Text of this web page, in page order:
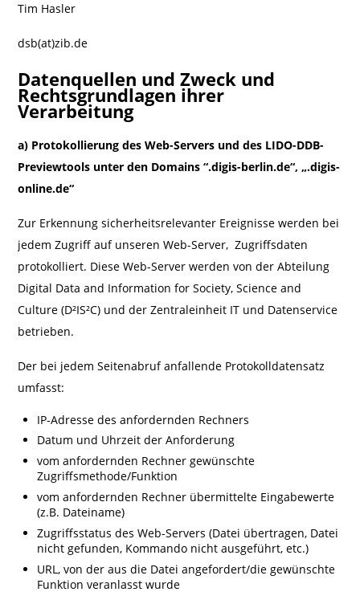
Tim Hasler
dsb(at)zib.de
Datenquellen und Zweck und
Rechtsgrundlagen ihrer
Verarbeitung
a) Protokollierung des Web-Servers und des LIDO-DDB-
Previewtools unter den Domains “.digis-berlin.de“, „.digis-
online.de“
Zur Erkennung sicherheitsrelevanter Ereignisse werden bei
jedem Zugriff auf unseren Web-Server, Zugriffsdaten
protokolliert. Diese Web-Server werden von der Abteilung
Digital Data and Information for Society, Science and
Culture (D²IS²C) und der Zentraleinheit IT und Datenservice
betrieben.
Der bei jedem Seitenabruf anfallende Protokolldatensatz
umfasst:
IP-Adresse des anfordernden Rechners
Datum und Uhrzeit der Anforderung
vom anfordernden Rechner gewünschte
Zugriffsmethode/Funktion
vom anfordernden Rechner übermittelte Eingabewerte
(z.B. Dateiname)
Zugriffsstatus des Web-Servers (Datei übertragen, Datei
nicht gefunden, Kommando nicht ausgeführt, etc.)
URL, von der aus die Datei angefordert/die gewünschte
Funktion veranlasst wurde